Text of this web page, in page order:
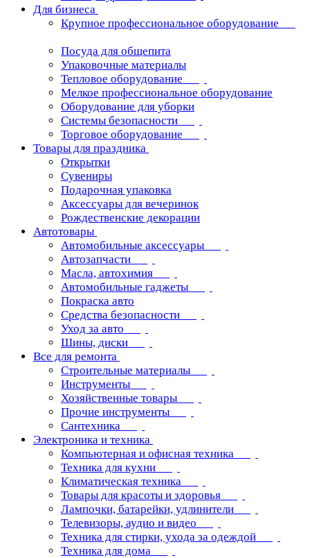
Для бизнеса
Крупное профессиональное оборудование
Посуда для общепита
Упаковочные материалы
Тепловое оборудование
Мелкое профессиональное оборудование
Оборудование для уборки
Системы безопасности
Торговое оборудование
Товары для праздника
Открытки
Сувениры
Подарочная упаковка
Аксессуары для вечеринок
Рождественские декорации
Автотовары
Автомобильные аксессуары
Автозапчасти
Масла, автохимия
Автомобильные гаджеты
Покраска авто
Средства безопасности
Уход за авто
Шины, диски
Все для ремонта
Строительные материалы
Инструменты
Хозяйственные товары
Прочие инструменты
Сантехника
Электроника и техника
Компьютерная и офисная техника
Техника для кухни
Климатическая техника
Товары для красоты и здоровья
Лампочки, батарейки, удлинители
Телевизоры, аудио и видео
Техника для стирки, ухода за одеждой
Техника для дома